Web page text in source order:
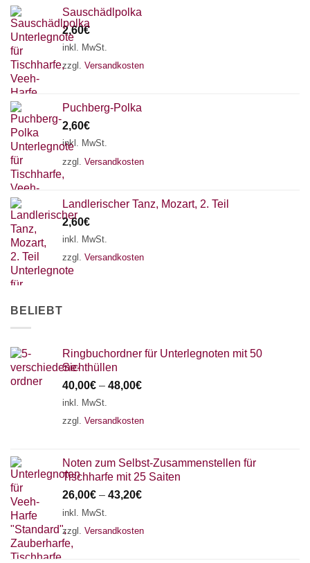
Sauschädlpolka
2,60€
inkl. MwSt.
zzgl. Versandkosten
Puchberg-Polka
2,60€
inkl. MwSt.
zzgl. Versandkosten
Landlerischer Tanz, Mozart, 2. Teil
2,60€
inkl. MwSt.
zzgl. Versandkosten
BELIEBT
Ringbuchordner für Unterlegnoten mit 50
Sichthüllen
40,00€ – 48,00€
inkl. MwSt.
zzgl. Versandkosten
Noten zum Selbst-Zusammenstellen für
Tischharfe mit 25 Saiten
26,00€ – 43,20€
inkl. MwSt.
zzgl. Versandkosten